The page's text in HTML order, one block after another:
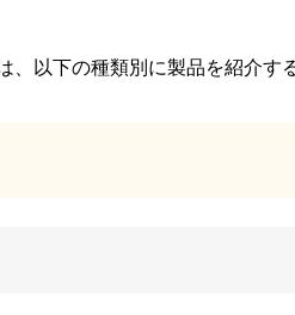
以下の種類別に製品を紹介す